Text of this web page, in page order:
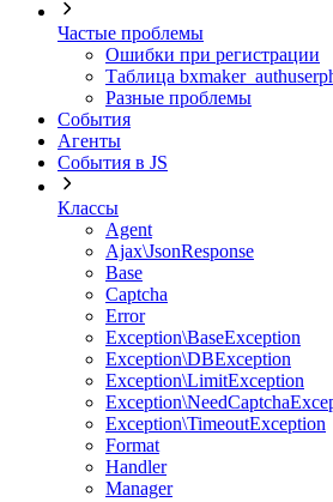
Частые проблемы
Ошибки при регистрации
Таблица
Разные проблемы
События
Агенты
События в JS
Классы
Agent
Ajax\JsonResponse
Base
Captcha
Error
Exception\BaseException
Exception\DBException
Exception\LimitException
Exception\TimeoutException
Format
Handler
Manager